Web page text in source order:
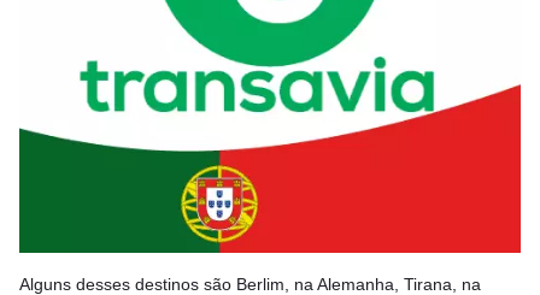
Alguns desses destinos são Berlim, na Alemanha, Tirana, na